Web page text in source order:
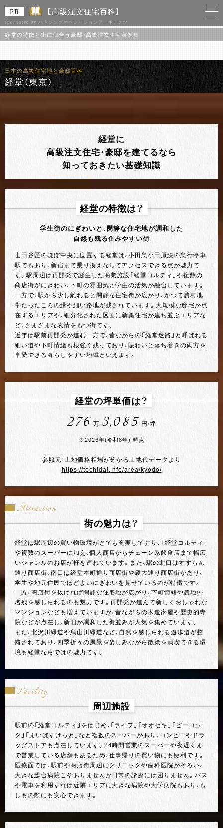
【高級注文住宅百科】
sponsored by ハウジングオペレーションアーキテクツ
経堂の特徴と街に似合う豪邸・高級注文住宅実例集
日本の高級住宅地と豪邸百科
経堂（東京）
経堂に
高級注文住宅・豪邸を建てるなら
知っておきたい基礎知識
経堂の特徴は？
学生街のにぎわいと、閑静な住宅地が調和した
自然も残る住みやすい街
世田谷区のほぼ中央に位置する経堂は、小田急小田原線の急行停車
駅でもあり、新宿まで乗り換えなしでアクセスできる点が魅力で
す。駅周辺は再開発で誕生した商業施設「経堂コルティ」や複数の
商店街がにぎわい、下町の雰囲気と学生の活気が融合しています。
一方で、駅から少し離れると閑静な住宅街が広がり、かつて農村地
帯だったころの緑や細い路地が残されています。大規模な邸宅が点
在するエリアや、細分化された区画に新築住宅が建ち並ぶエリアな
ど、さまざまな表情をもつ街です。
近年は駅前再開発が進む一方で、昔ながらの「経堂迷路」と呼ばれる
細い道や下町情緒も根強く残っており、賑わいと落ち着きの両方を
享受できる暮らしやすい地域といえます。
経堂の坪単価は？
276 万 3,085 円/坪
※2026年(令和8年) 時点
参照元：土地価格相場が分かる土地代データより
https://tochidai.info/area/kyodo/
Attraction
街の魅力は？
経堂は駅周辺の買い物環境がとても充実しており、「経堂コルティ」
や複数のスーパーに加え、個人商店からチェーン系飲食店まで幅広
いジャンルのお店が軒を連ねています。また、駅の北口はすずらん
通り商店街、南口は経堂本町通り商店街や農大通り商店街があり、
学生や地元住民でほどよいにぎわいを見せているのが特徴です。
一方、商店街を抜ければ閑静な住宅地が広がり、下町情緒や農地の
名残を感じられるのも魅力です。再開発が進んで新しくおしゃれな
マンションなども増えていますが、昔ながらの木造家屋や歴史的寺
院などが点在し、新旧が調和した街並みが人気を集めています。
また、北沢川緑道や烏山川緑道など、自然を感じられる遊歩道が整
備されており、四季折々の風景を楽しみながら散策を満喫できる環
境も経堂ならではの魅力です。
Facility
周辺施設
駅前の「経堂コルティ」をはじめ、「ライフ」「オオゼキ」「ピーコッ
ク」「まいばすけっと」など複数のスーパーがあり、コンビニやドラ
ッグストアも点在しています。24時間営業のスーパーや夜遅くま
で営業している店舗もあるため、仕事帰りの買い物にも便利です。
医療面では、駅前や商店街周辺にクリニックや歯科医院がそろい、
大きな総合病院こそありませんが日常の診療には困りません。バス
や電車を利用すれば近隣エリアに大きな病院や大学病院もあり、も
しもの際にも安心できます。